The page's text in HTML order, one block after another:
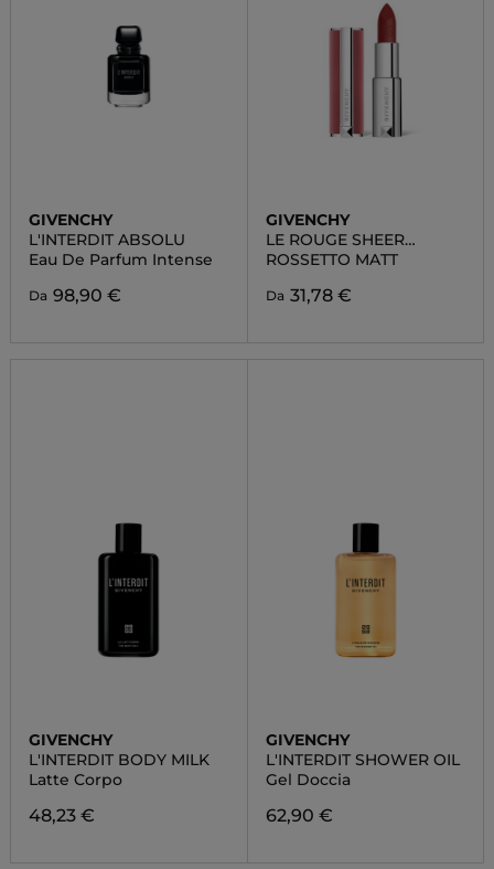
GIVENCHY
L'INTERDIT ABSOLU
Eau De Parfum Intense
Da 98,90 €
GIVENCHY
LE ROUGE SHEER
VELVET
ROSSETTO MATT
Da 31,78 €
GIVENCHY
L'INTERDIT BODY MILK
Latte Corpo
48,23 €
GIVENCHY
L'INTERDIT SHOWER OIL
Gel Doccia
62,90 €